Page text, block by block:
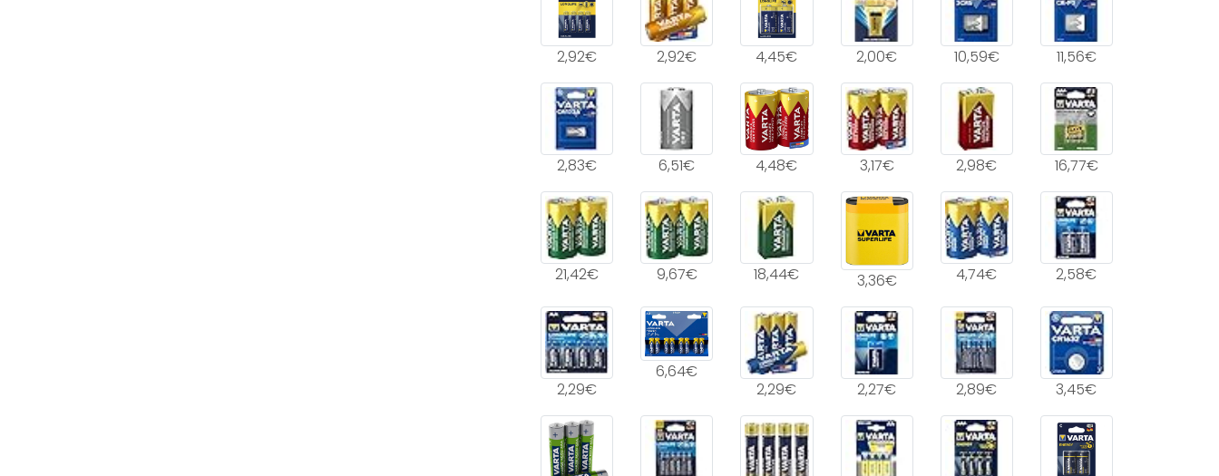
2,92€ 2,92€ 4,45€ 2,00€ 10,59€ 11,56€
2,83€ 6,51€ 4,48€ 3,17€ 2,98€ 16,77€
21,42€ 9,67€ 18,44€ 3,36€ 4,74€ 2,58€
2,29€
6,64€
2,29€
2,27€ 2,89€ 3,45€